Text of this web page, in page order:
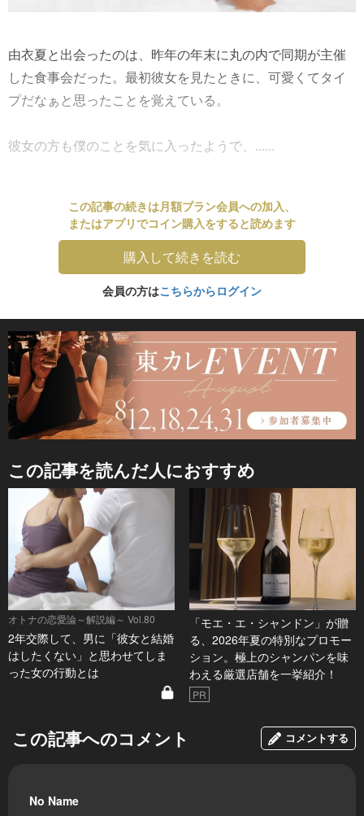
由衣夏と出会ったのは、昨年の年末に丸の内で同期が主催
した食事会だった。最初彼女を見たときに、可愛くてタイ
プだなぁと思ったことを覚えている。
彼女の方も僕のことを気に入ったようで、......
この記事の続きは月額プラン会員への加入、
またはアプリでコイン購入をすると読めます
購入して続きを読む
会員の方はこちらからログイン
この記事を読んだ人におすすめ
オトナの恋愛論～解説編～ Vol.80
2年交際して、男に「彼女と結婚
はしたくない」と思わせてしま
った女の行動とは
「モエ・エ・シャンドン」が贈
る、2026年夏の特別なプロモー
ション。極上のシャンパンを味
わえる厳選店舗を一挙紹介！
PR
この記事へのコメント コメントする
No Name